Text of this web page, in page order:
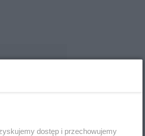
dostęp i przechowujemy